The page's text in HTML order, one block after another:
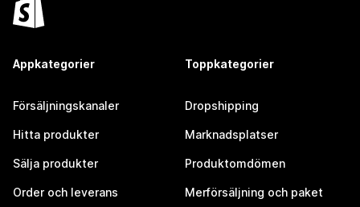
Appkategorier
Försäljningskanaler
Hitta produkter
Sälja produkter
Order och leverans
Toppkategorier
Dropshipping
Marknadsplatser
Produktomdömen
Merförsäljning och paket